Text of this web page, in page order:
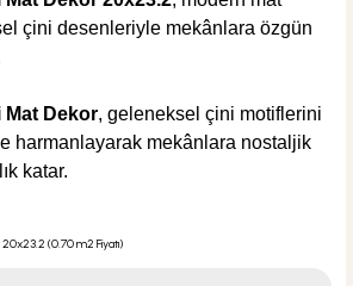
Klipsi 1 mm
çini desenleriyle mekânlara özgün
Mat Dekor, geleneksel çini motiflerini
harmanlayarak mekânlara nostaljik
katar.